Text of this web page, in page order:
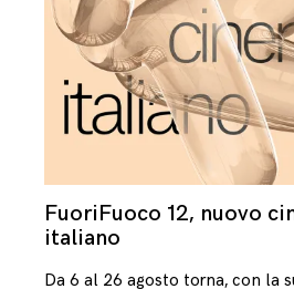
FuoriFuoco 12, nuovo
italiano
Da 6 al 26 agosto torna, con la